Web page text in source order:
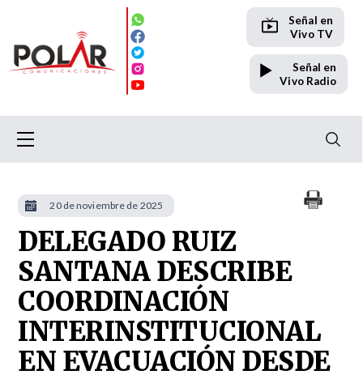
Señal en
Vivo TV
Señal en
Vivo Radio
DELEGADO RUIZ
SANTANA DESCRIBE
COORDINACIÓN
INTERINSTITUCIONAL
EN EVACUACIÓN DESDE
20 de noviembre de 2025